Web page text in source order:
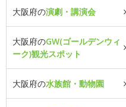
大阪府の演劇・講演会
大阪府のGW(ゴールデンウィ
ーク)観光スポット
大阪府の水族館・動物園